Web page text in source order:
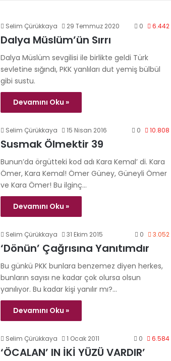
Selim Çürükkaya 29 Temmuz 2020 0 6.442
Dalya Müslüm’ün Sırrı
Dalya Müslüm sevgilisi ile birlikte geldi Türk
sevletine sığındı, PKK yanlıları dut yemiş bülbül
gibi sustu.
Devamını Oku »
Selim Çürükkaya 15 Nisan 2016 0 10.808
Susmak Ölmektir 39
Bunun’da örgütteki kod adı Kara Kemal’ di. Kara
Ömer, Kara Kemal! Ömer Güney, Güneyli Ömer
ve Kara Ömer! Bu ilginç…
Devamını Oku »
Selim Çürükkaya 31 Ekim 2015 0 3.052
‘Dönün’ Çağrısına Yanıtımdır
Bu günkü PKK bunlara benzemez diyen herkes,
bunların sayısı ne kadar çok olursa olsun
yanılıyor. Bu kadar kişi yanılır mı?…
Devamını Oku »
Selim Çürükkaya 1 Ocak 2011 0 6.584
‘ÖCALAN’ IN İKİ YÜZÜ VARDIR’